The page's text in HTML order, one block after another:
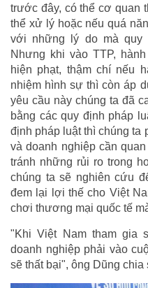
trước đây, có thể cơ quan
thể xử lý hoặc nếu quá
với những lý do mà quy
Nhưng khi vào TTP,
hiện phạt, thậm chí nếu
nhiệm hình sự thì còn áp
yêu cầu này chúng ta đã
bằng các quy định pháp
định pháp luật thì chúng ta
và doanh nghiệp cần
tránh những rủi ro trong
chúng ta sẽ nghiên cứu
đem lại lợi thế cho Việt
chơi thương mại quốc tế
"Khi Việt Nam tham gia
doanh nghiệp phải vào
sẽ thất bại", ông Dũng chia